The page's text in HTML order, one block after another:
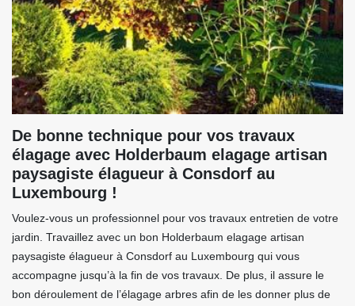
De bonne technique pour vos travaux
élagage avec Holderbaum elagage artisan
paysagiste élagueur à Consdorf au
Luxembourg !
Voulez-vous un professionnel pour vos travaux entretien de votre
jardin. Travaillez avec un bon Holderbaum elagage artisan
paysagiste élagueur à Consdorf au Luxembourg qui vous
accompagne jusqu’à la fin de vos travaux. De plus, il assure le
bon déroulement de l’élagage arbres afin de les donner plus de